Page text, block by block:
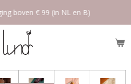
boven € 99 (in NL en B)